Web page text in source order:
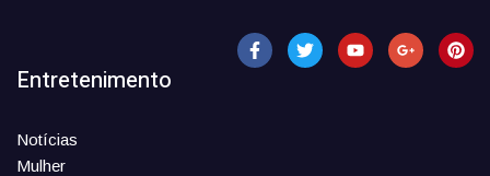
Entretenimento
Notícias
Mulher